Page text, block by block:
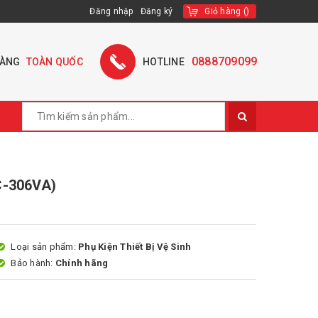
Đăng nhập Đăng ký Giỏ hàng ()
TOÀN QUỐC HOTLINE 0888709099
306VA)
Loại sản phẩm: Phụ Kiện Thiết Bị Vệ Sinh
Bảo hành: Chính hãng